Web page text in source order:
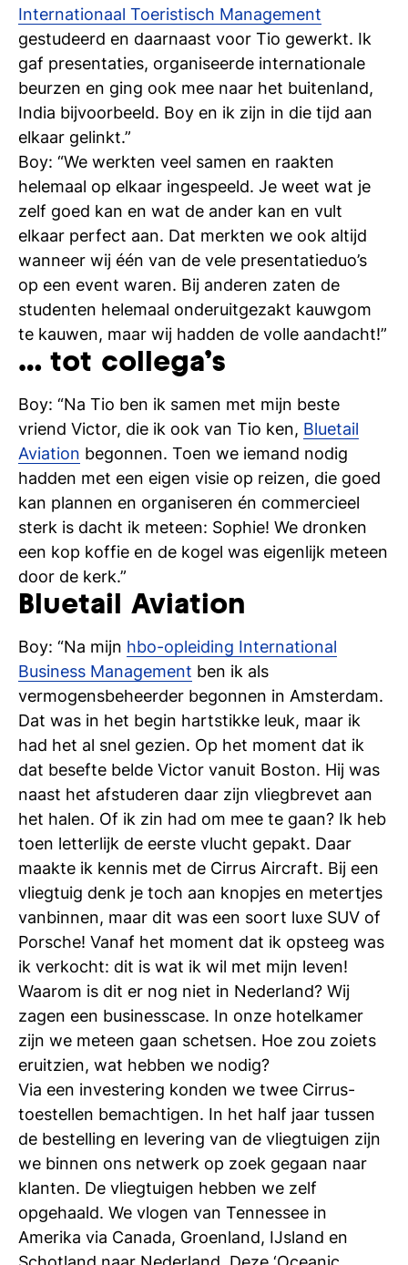
Internationaal Toeristisch Management
gestudeerd en daarnaast voor Tio gewerkt. Ik
gaf presentaties, organiseerde internationale
beurzen en ging ook mee naar het buitenland,
India bijvoorbeeld. Boy en ik zijn in die tijd aan
elkaar gelinkt.”
Boy: “We werkten veel samen en raakten
helemaal op elkaar ingespeeld. Je weet wat je
zelf goed kan en wat de ander kan en vult
elkaar perfect aan. Dat merkten we ook altijd
wanneer wij één van de vele presentatieduo’s
op een event waren. Bij anderen zaten de
studenten helemaal onderuitgezakt kauwgom
te kauwen, maar wij hadden de volle aandacht!”
… tot collega’s
Boy: “Na Tio ben ik samen met mijn beste
vriend Victor, die ik ook van Tio ken, Bluetail
Aviation begonnen. Toen we iemand nodig
hadden met een eigen visie op reizen, die goed
kan plannen en organiseren én commercieel
sterk is dacht ik meteen: Sophie! We dronken
een kop koffie en de kogel was eigenlijk meteen
door de kerk.”
Bluetail Aviation
Boy: “Na mijn hbo-opleiding International
Business Management ben ik als
vermogensbeheerder begonnen in Amsterdam.
Dat was in het begin hartstikke leuk, maar ik
had het al snel gezien. Op het moment dat ik
dat besefte belde Victor vanuit Boston. Hij was
naast het afstuderen daar zijn vliegbrevet aan
het halen. Of ik zin had om mee te gaan? Ik heb
toen letterlijk de eerste vlucht gepakt. Daar
maakte ik kennis met de Cirrus Aircraft. Bij een
vliegtuig denk je toch aan knopjes en metertjes
vanbinnen, maar dit was een soort luxe SUV of
Porsche! Vanaf het moment dat ik opsteeg was
ik verkocht: dit is wat ik wil met mijn leven!
Waarom is dit er nog niet in Nederland? Wij
zagen een businesscase. In onze hotelkamer
zijn we meteen gaan schetsen. Hoe zou zoiets
eruitzien, wat hebben we nodig?
Via een investering konden we twee Cirrus-
toestellen bemachtigen. In het half jaar tussen
de bestelling en levering van de vliegtuigen zijn
we binnen ons netwerk op zoek gegaan naar
klanten. De vliegtuigen hebben we zelf
opgehaald. We vlogen van Tennessee in
Amerika via Canada, Groenland, IJsland en